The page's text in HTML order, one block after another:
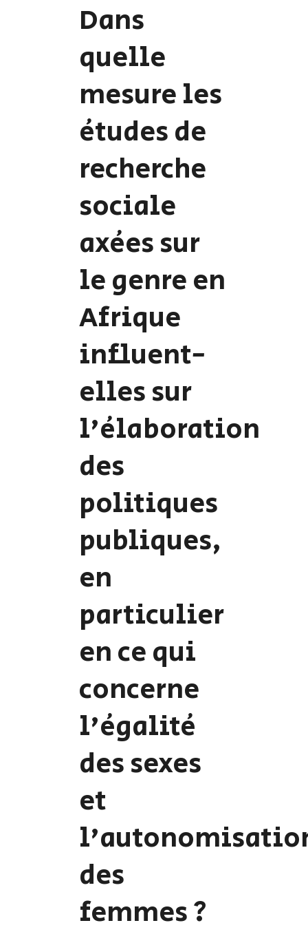
Dans
quelle
mesure les
études de
recherche
sociale
axées sur
le genre en
Afrique
influent-
elles sur
l'élaboration
des
politiques
publiques,
en
particulier
en ce qui
concerne
l'égalité
des sexes
et
des
femmes ?